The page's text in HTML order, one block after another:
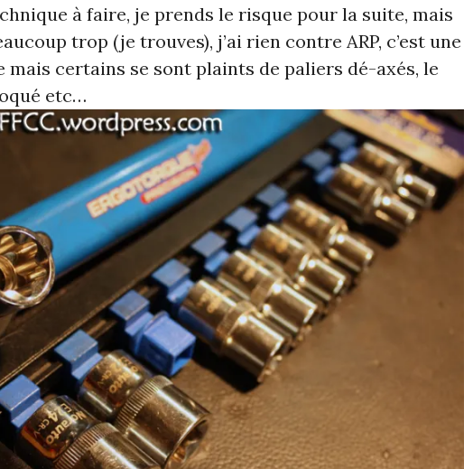
à faire, je prends le risque pour la suite, mais
trop (je trouves), j’ai rien contre ARP, c’est une
mais certains se sont plaints de paliers dé-axés, le
etc…